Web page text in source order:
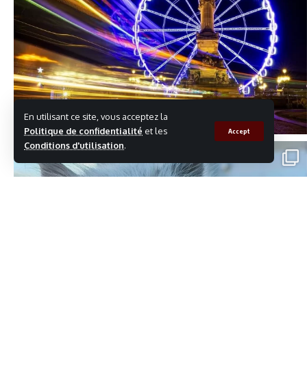
En utilisant ce site, vous acceptez la
Politique de confidentialité et les
Conditions d'utilisation.
Accept